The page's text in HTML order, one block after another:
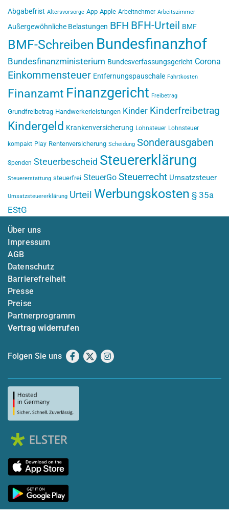
Abgabefrist Altersvorsorge App Apple Arbeitnehmer Arbeitszimmer
Außergewöhnliche Belastungen BFH BFH-Urteil BMF
BMF-Schreiben Bundesfinanzhof
Bundesfinanzministerium Bundesverfassungsgericht Corona
Einkommensteuer Entfernungspauschale Fahrtkosten
Finanzamt Finanzgericht Freibetrag
Grundfreibetrag Handwerkerleistungen Kinder Kinderfreibetrag
Kindergeld Krankenversicherung Lohnsteuer Lohnsteuer
kompakt Play Rentenversicherung Scheidung Sonderausgaben
Spenden Steuerbescheid Steuererklärung
Steuererstattung steuerfrei SteuerGo Steuerrecht Umsatzsteuer
Umsatzsteuererklärung Urteil Werbungskosten § 35a
EStG
Über uns
Impressum
AGB
Datenschutz
Barrierefreiheit
Presse
Preise
Partnerprogramm
Vertrag widerrufen
Folgen Sie uns Facebook
X Instagram